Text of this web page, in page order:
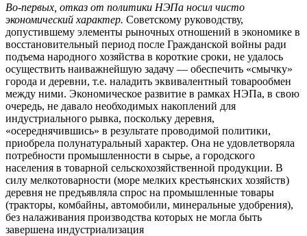
Во-первых, отказ от политики НЭПа носил чисто
экономический характер. Советскому руководству,
допустившему элементы рыночных отношений в экономике в
восстановительный период после Гражданской войны ради
подъема народного хозяйства в короткие сроки, не удалось
осуществить наиважнейшую задачу — обеспечить «смычку»
города и деревни, т.е. наладить эквивалентный товарообмен
между ними. Экономическое развитие в рамках НЭПа, в свою
очередь, не давало необходимых накоплений для
индустриального рывка, поскольку деревня,
«осереднячившись» в результате проводимой политики,
приобрела полунатуральный характер. Она не удовлетворяла
потребности промышленности в сырье, а городского
населения в товарной сельскохозяйственной продукции. В
силу мелкотоварности (море мелких крестьянских хозяйств)
деревня не предъявляла спрос на промышленные товары
(тракторы, комбайны, автомобили, минеральные удобрения),
без налаживания производства которых не могла быть
завершена индустриализация